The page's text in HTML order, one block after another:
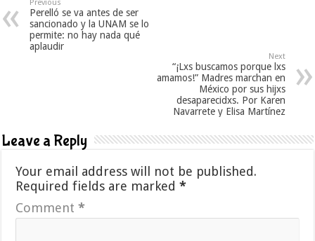
Previous
Perelló se va antes de ser
sancionado y la UNAM se lo
permite: no hay nada qué
aplaudir
Next
“¡Lxs buscamos porque lxs
amamos!” Madres marchan en
México por sus hijxs
desaparecidxs. Por Karen
Navarrete y Elisa Martínez
Leave a Reply
Your email address will not be published.
Required fields are marked*
Comment*